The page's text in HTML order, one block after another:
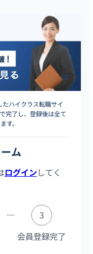
ハイクラス転職サイ
完了し、登録後は全て
す。
ム
ログインしてく
3
会員登録完了